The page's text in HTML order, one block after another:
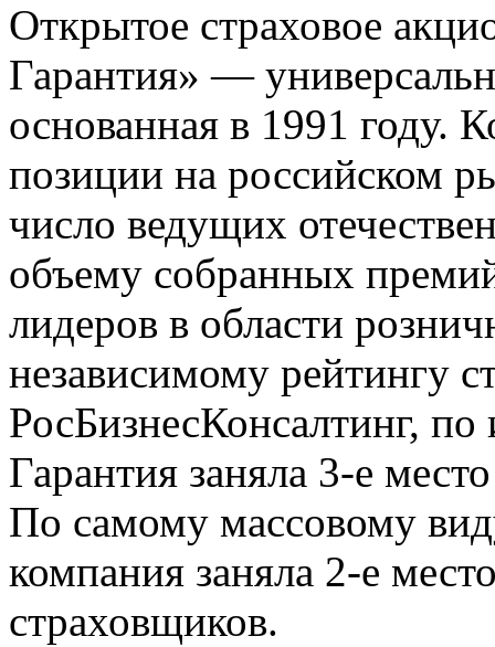
Открытое страховое
Гарантия» —
основанная в 1991 году.
позиции на российском
число ведущих
объему собранных
лидеров в области
независимому рейтингу
РосБизнесКонсалтинг,
Гарантия заняла 3-е
По самому массовому
компания заняла 2-е
страховщиков.